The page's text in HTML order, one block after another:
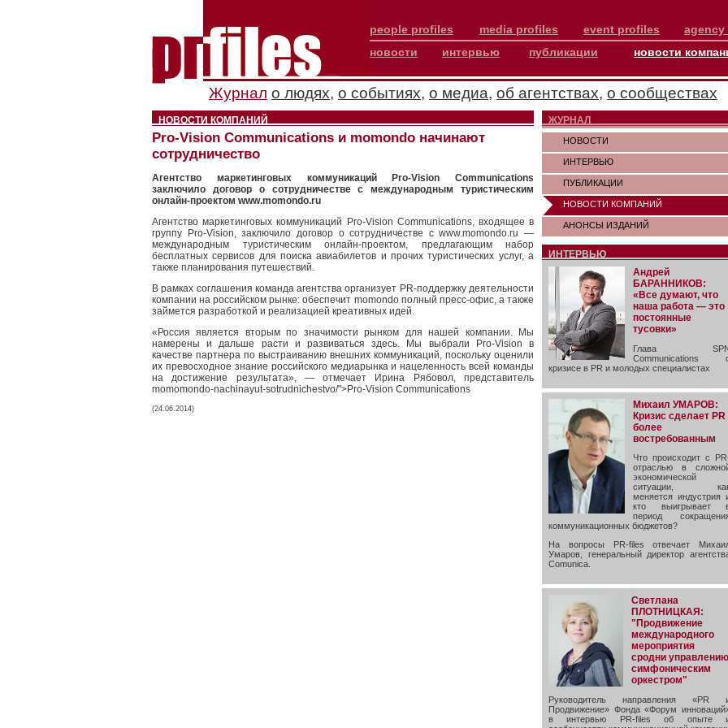
people profiles media profiles event profiles agency
новости
интервью публикации новости
Журнал о людях, о событиях, о медиа, об агентствах, о сообществах
НОВОСТИ КОМПАНИЙ
Pro-Vision Communications и momondo начинают
сотрудничество
Агентство маркетинговых коммуникаций Pro-Vision Communications
заключило договор о сотрудничестве с международным туристическим
онлайн-проектом www.momondo.ru
Агентство маркетинговых коммуникаций Pro-Vision Communications, входящее в
группу Pro-Vision, заключило договор о сотрудничестве с www.momondo.ru —
международным туристическим онлайн-проектом, предлагающим набор
бесплатных сервисов для поиска авиабилетов и прочих туристических услуг, а
также планирования путешествий.
В рамках соглашения команда агентства организует PR-поддержку деятельности
компании на российском рынке: обеспечит momondo полный пресс-офис, а также
займется разработкой и реализацией креативных идей.
«Россия является вторым по значимости рынком для нашей компании. Мы
намерены и дальше расти и развиваться здесь. Мы выбрали Pro-Vision в
качестве партнера по выстраиванию внешних коммуникаций, поскольку оценили
их превосходное знание российского медиарынка и нацеленность всей команды
на достижение результата», — отмечает Ирина Рябовол, представитель
momomondo-nachinayut-sotrudnichestvo/">Pro-Vision Communications
(24.06.2014)
ЖУРНАЛ
НОВОСТИ
ИНТЕРВЬЮ
ПУБЛИКАЦИИ
НОВОСТИ КОМПАНИЙ
АНОНСЫ ИЗДАНИЙ
ИНТЕРВЬЮ
Андрей
БАРАННИКОВ:
«Все думают, что
наша работа — это
постоянные
тусовки»
Глава
Communications
кризисе в PR и молодых специалистах
Михаил УМАРОВ:
Кризис сделает PR
более
востребованным
Что происходит с
отраслью в
экономической
ситуации,
меняется индустрия
кто выигрывает
период
коммуникационных бюджетов?
На вопросы PR-files отвечает
Умаров, генеральный директор
Comunica.
Светлана
ПЛОТНИЦКАЯ:
"Продвижение
международного
мероприятия
сродни управлению
симфоническим
оркестром"
Руководитель направления «PR
Продвижение» Фонда «Форум
в интервью PR-files об опыте